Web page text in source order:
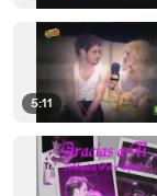
5:11